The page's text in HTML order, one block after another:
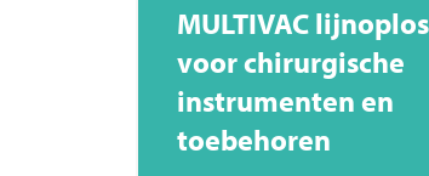
MULTIVAC
voor chirurgische
instrumenten en
toebehoren